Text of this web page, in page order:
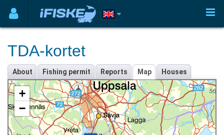
TDA-kortet
About Fishing permit Reports Map Houses
+
−